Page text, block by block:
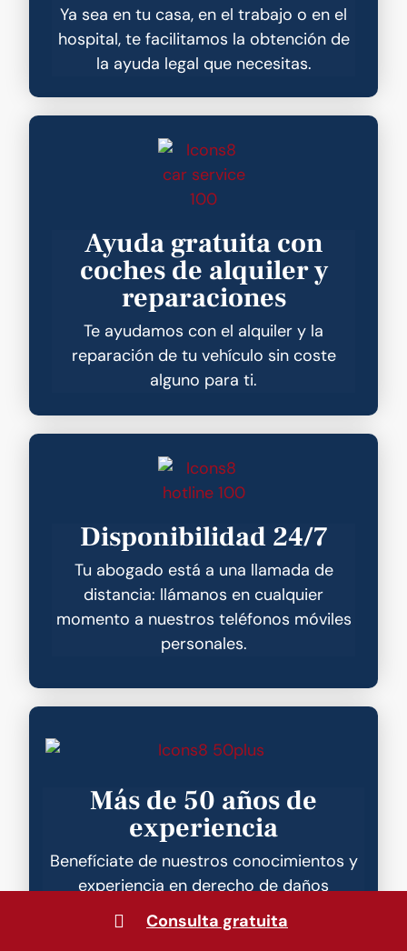
Ya sea en tu casa, en el trabajo o en el
hospital, te facilitamos la obtención de
la ayuda legal que necesitas.
Ayuda gratuita con
coches de alquiler y
reparaciones
Te ayudamos con el alquiler y la
reparación de tu vehículo sin coste
alguno para ti.
Disponibilidad 24/7
Tu abogado está a una llamada de
distancia: llámanos en cualquier
momento a nuestros teléfonos móviles
personales.
Más de 50 años de
experiencia
Benefíciate de nuestros conocimientos y
experiencia en derecho de daños
personales. Charles es un antiguo perito
de seguros y Steven es un antiguo
Consulta gratuita